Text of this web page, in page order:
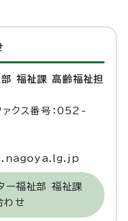
福祉課 高齢福祉担
ス番号：052-
ー福祉部 福祉課
わせ